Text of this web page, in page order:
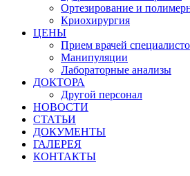
Ортезирование и
Криохирургия
ЦЕНЫ
Прием врачей
Манипуляции
Лабораторные анализы
ДОКТОРА
Другой персонал
НОВОСТИ
СТАТЬИ
ДОКУМЕНТЫ
ГАЛЕРЕЯ
КОНТАКТЫ